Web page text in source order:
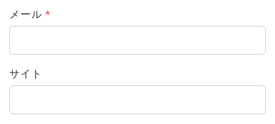
メール*
サイト